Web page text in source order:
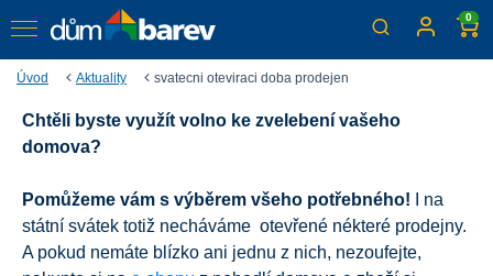
0
Úvod Aktuality svatecni oteviraci doba prodejen
Sváteční otevírací doba
Chtěli byste využít volno ke zvelebení vašeho
domova?
Pomůžeme vám s výběrem všeho potřebného! I na
státní svátek totiž necháváme otevřené nékteré prodejny.
A pokud nemáte blízko ani jednu z nich, nezoufejte,